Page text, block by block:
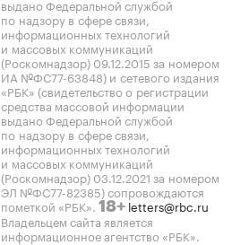
выдано Федеральной службой
по надзору в сфере связи,
информационных технологий
и массовых коммуникаций
(Роскомнадзор) 09.12.2015 за номером
ИА №ФС77-63848) и сетевого издания
«РБК» (свидетельство о регистрации
средства массовой информации
выдано Федеральной службой
по надзору в сфере связи,
информационных технологий
и массовых коммуникаций
(Роскомнадзор) 03.12.2021 за номером
ЭЛ №ФС77-82385) сопровождаются
пометкой «РБК». 18+ letters@rbc.ru
Владельцем сайта является
информационное агентство «РБК».